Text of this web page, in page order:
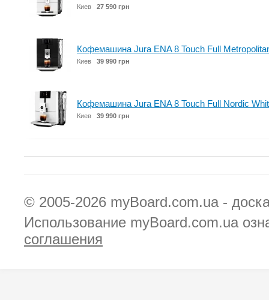
Киев 27 590 грн
Кофемашина Jura ENA 8 Touch Full
Киев 39 990 грн
Кофемашина Jura ENA 8 Touch Full Nordic
Киев 39 990 грн
© 2005-2026 myBoard.com.ua -
Использование myBoard.com.ua
соглашения